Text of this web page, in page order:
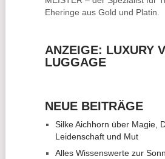
Eheringe aus Gold und Platin.
ANZEIGE: LUXURY
LUGGAGE
NEUE BEITRÄGE
Silke Aichhorn über Magie,
Leidenschaft und Mut
Alles Wissenswerte zur